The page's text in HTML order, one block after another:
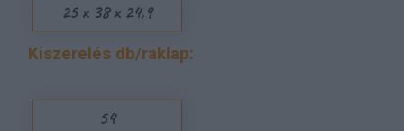
25 x 38 x 24,9
Kiszerelés db/raklap:
54